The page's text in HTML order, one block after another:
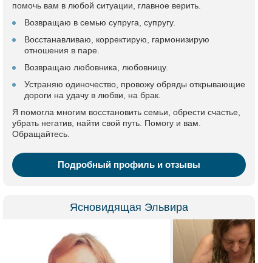
помочь вам в любой ситуации, главное верить.
Возвращаю в семью супруга, супругу.
Восстанавливаю, корректирую, гармонизирую
отношения в паре.
Возвращаю любовника, любовницу.
Устраняю одиночество, провожу обряды открывающие
дороги на удачу в любви, на брак.
Я помогла многим восстановить семьи, обрести счастье,
убрать негатив, найти свой путь. Помогу и вам.
Обращайтесь.
Подробный профиль и отзывы
Ясновидящая Эльвира